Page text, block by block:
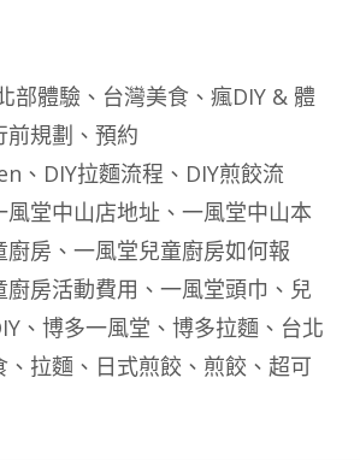
部體驗 、 台灣美食、 瘋DIY & 體
前規劃 、 預約
、 DIY拉麵流程 、 DIY煎餃流
風堂中山店地址 、 一風堂中山本
廚房 、 一風堂兒童廚房如何報
廚房活動費用 、 一風堂頭巾 、 兒
、 博多一風堂 、 博多拉麵 、 台北
、 拉麵 、 日式煎餃 、 煎餃 、 超可